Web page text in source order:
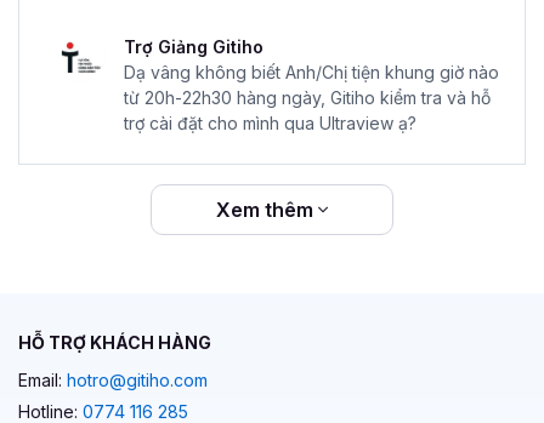
Trợ Giảng Gitiho
Dạ vâng không biết Anh/Chị tiện khung giờ nào
từ 20h-22h30 hàng ngày, Gitiho kiểm tra và hỗ
trợ cài đặt cho mình qua Ultraview ạ?
Xem thêm
HỖ TRỢ KHÁCH HÀNG
Email: hotro@gitiho.com
Hotline: 0774 116 285